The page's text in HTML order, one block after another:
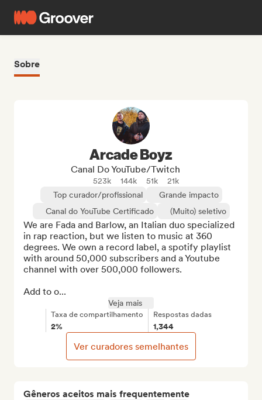
Sobre
Gêneros aceitos mais frequentemente
Arcade Boyz
Canal Do YouTube/Twitch
523k 144k 51k
21k
Top curador/profissional
Grande impacto
Canal do YouTube Certificado
(Muito) seletivo
We are Fada and Barlow, an Italian duo specialized
in rap reaction, but we listen to music at 360
degrees. We own a record label, a spotify playlist
with around 50,000 subscribers and a Youtube
channel with over 500,000 followers.
Add to o...
Veja mais
Taxa de compartilhamento
2%
Respostas dadas
1,344
Ver curadores semelhantes